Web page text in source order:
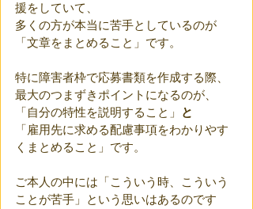
援をしていて、
多くの方が本当に苦手としているのが
「文章をまとめること」です。
特に障害者枠で応募書類を作成する際、
最大のつまずきポイントになるのが、
「自分の特性を説明すること」
と
「雇用先に求める配慮事項をわかりやす
くまとめること」です。
ご本人の中には「こういう時、こういう
ことが苦手」という思いはあるのです